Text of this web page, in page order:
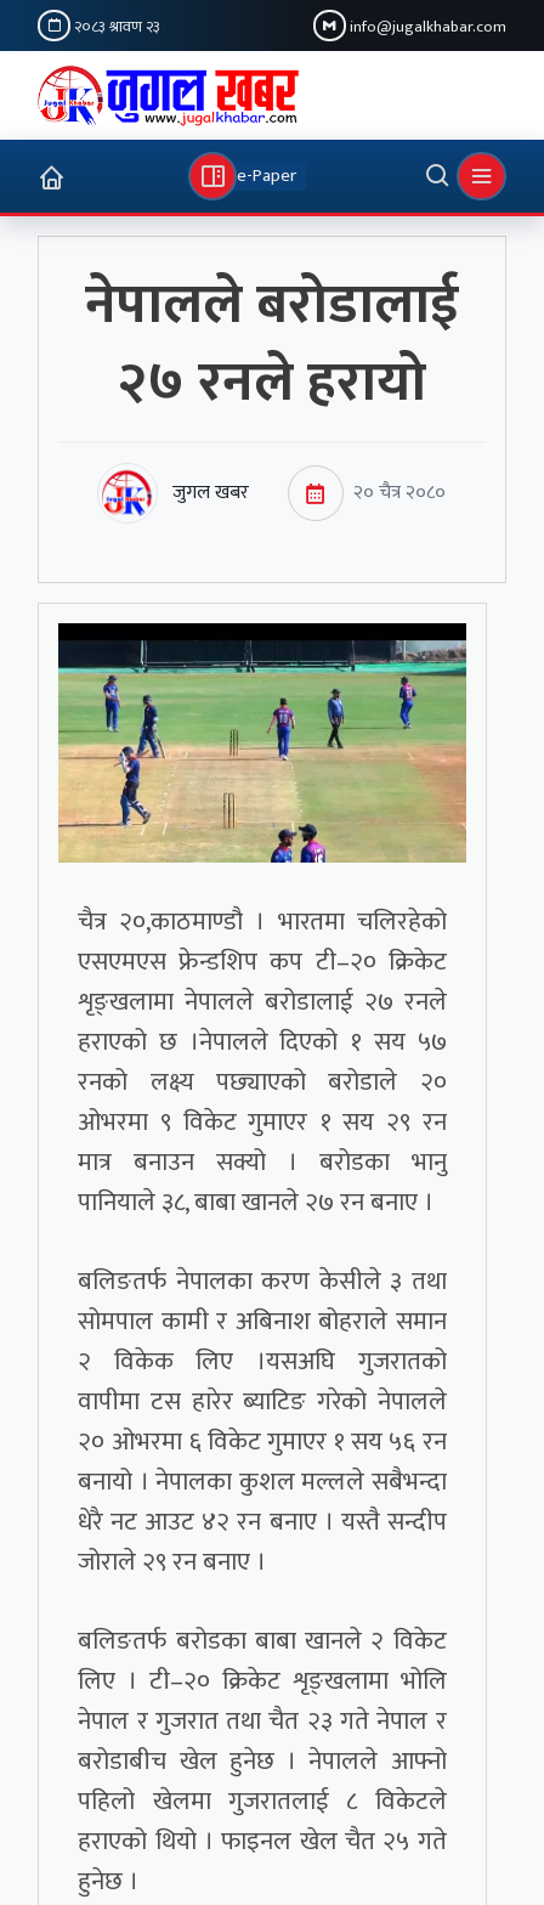
२०८३ श्रावण २३ info@jugalkhabar.com
e-Paper
नेपालले बरोडालाई
२७ रनले हरायो
जुगल खबर २० चैत्र २०८०
चैत्र २०,काठमाण्डौ । भारतमा चलिरहेको
एसएमएस फ्रेन्डशिप कप टी–२० क्रिकेट
शृङ्खलामा नेपालले बरोडालाई २७ रनले
हराएको छ ।नेपालले दिएको १ सय ५७
रनको लक्ष्य पछ्याएको बरोडाले २०
ओभरमा ९ विकेट गुमाएर १ सय २९ रन
मात्र बनाउन सक्यो । बरोडका भानु
पानियाले ३८, बाबा खानले २७ रन बनाए ।
बलिङतर्फ नेपालका करण केसीले ३ तथा
सोमपाल कामी र अबिनाश बोहराले समान
२ विकेक लिए ।यसअघि गुजरातको
वापीमा टस हारेर ब्याटिङ गरेको नेपालले
२० ओभरमा ६ विकेट गुमाएर १ सय ५६ रन
बनायो । नेपालका कुशल मल्लले सबैभन्दा
धेरै नट आउट ४२ रन बनाए । यस्तै सन्दीप
जोराले २९ रन बनाए ।
बलिङतर्फ बरोडका बाबा खानले २ विकेट
लिए । टी–२० क्रिकेट शृङ्खलामा भोलि
नेपाल र गुजरात तथा चैत २३ गते नेपाल र
बरोडाबीच खेल हुनेछ । नेपालले आफ्नो
पहिलो खेलमा गुजरातलाई ८ विकेटले
हराएको थियो । फाइनल खेल चैत २५ गते
हुनेछ ।